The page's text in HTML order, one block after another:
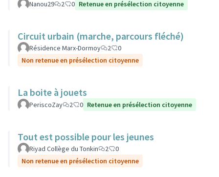
Nanou29 2 0 Retenue en présélection citoyenne
Circuit urbain (marche, parcours fléché)
Résidence Marx-Dormoy 2
0
Non retenue en présélection citoyenne
La boite à jouets
PeriscoZay 2 0 Retenue en présélection citoyenne
Tout est possible pour les jeunes
Riyad Collège du Tonkin 2
0
Non retenue en présélection citoyenne